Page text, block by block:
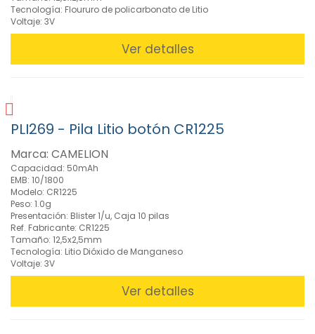
Tecnología: Floururo de policarbonato de Litio
Voltaje: 3V
Ver detalles
PLI269 - Pila Litio botón CR1225
Marca: CAMELION
Capacidad: 50mAh
EMB: 10/1800
Modelo: CR1225
Peso: 1.0g
Presentación: Blister 1/u, Caja 10 pilas
Ref. Fabricante: CR1225
Tamaño: 12,5x2,5mm
Tecnología: Litio Dióxido de Manganeso
Voltaje: 3V
Ver detalles